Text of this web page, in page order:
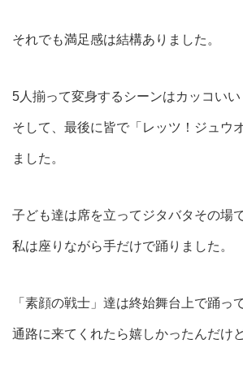
それでも満足感は結構ありました。
5人揃って変身するシーンはカッコいい
そして、最後に皆で「レッツ！ジュウ
ました。
子ども達は席を立ってジタバタその場
私は座りながら手だけで踊りました。
「素顔の戦士」達は終始舞台上で踊っ
通路に来てくれたら嬉しかったんだけ